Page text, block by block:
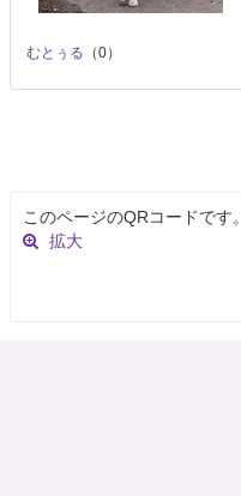
むとぅる （0）
このページのQRコードです。
拡大